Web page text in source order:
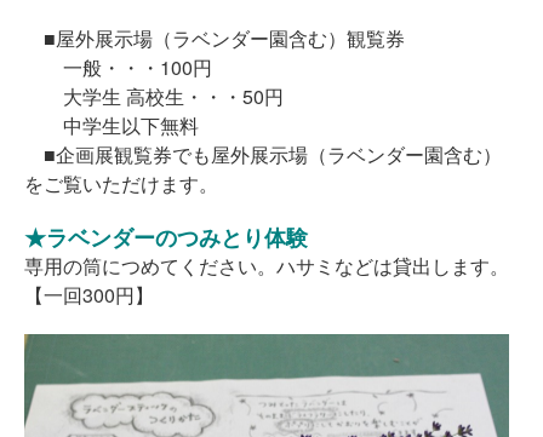
■屋外展示場（ラベンダー園含む）観覧券
一般・・・100円
大学生 高校生・・・50円
中学生以下無料
■企画展観覧券でも屋外展示場（ラベンダー園含む）
をご覧いただけます。
★ラベンダーのつみとり体験
専用の筒につめてください。ハサミなどは貸出します。
【一回300円】